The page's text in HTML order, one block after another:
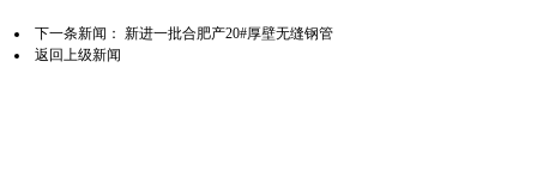
下一条新闻： 新进一批合肥产20#厚壁无缝钢管
返回上级新闻